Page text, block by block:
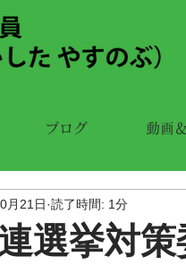
ブログ 動画
選挙対
月21日 読了時間: 1分